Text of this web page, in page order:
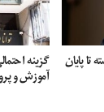
تا پایان
گزینه
آموزش و